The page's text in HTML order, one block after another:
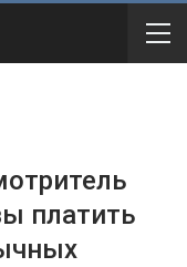
платить